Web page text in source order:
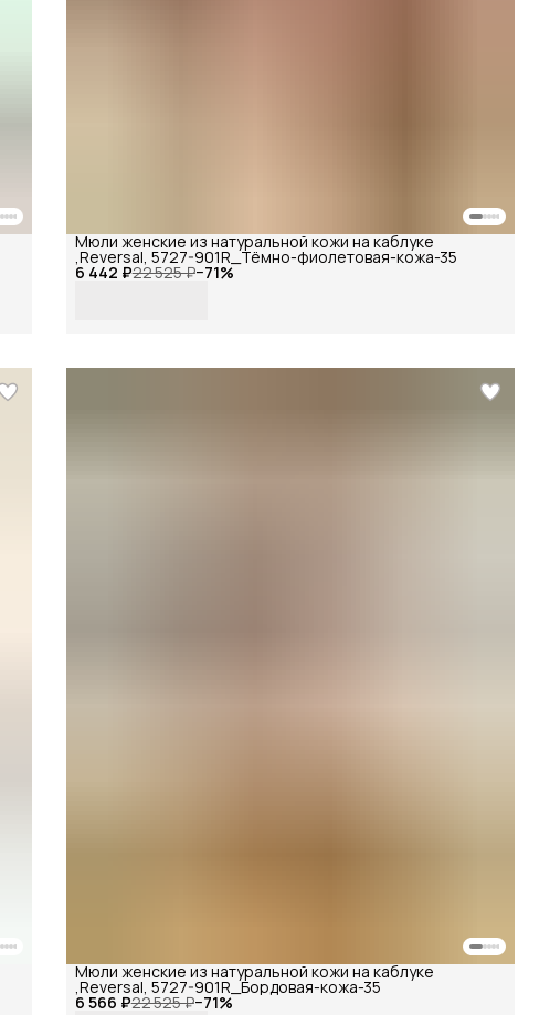
6 442 ₽22 525 ₽−71%
Мюли женские из натуральной кожи на каблуке
,Reversal, 5727-901R_Тёмно-фиолетовая-кожа-35
6 566 ₽22 525 ₽−71%
Мюли женские из натуральной кожи на каблуке
,Reversal, 5727-901R_Бордовая-кожа-35